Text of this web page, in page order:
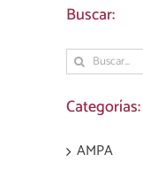
Buscar:
Buscar:
Categorías:
AMPA